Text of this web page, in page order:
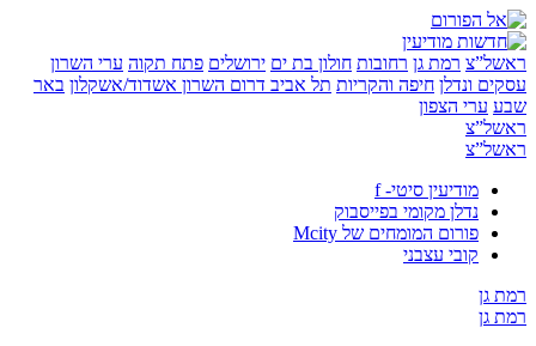
רמת גן רחובות חולון בת ים ירושלים פתח תקוה ערי השרון
ונדלן חיפה והקריות תל אביבדרום השרון אשדוד/אשקלון באר
ערי הצפון
מודיעין סיטי- f
נדלן מקומי בפייסבוק
פורום המומחים של Mcity
קובי עצבני